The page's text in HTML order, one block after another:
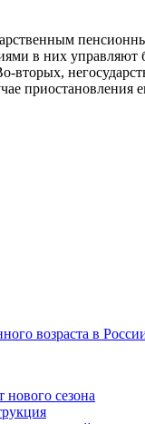
в них
возраста в
нового сезона